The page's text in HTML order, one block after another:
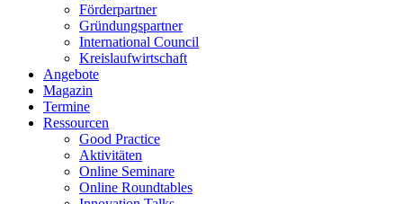
Förderpartner
Gründungspartner
International Council
Kreislaufwirtschaft
Angebote
Magazin
Termine
Ressourcen
Good Practice
Aktivitäten
Online Seminare
Online Roundtables